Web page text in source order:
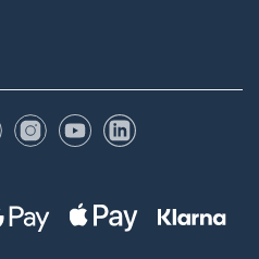
FacebookuInstagrame
YouTubeLinkedIn